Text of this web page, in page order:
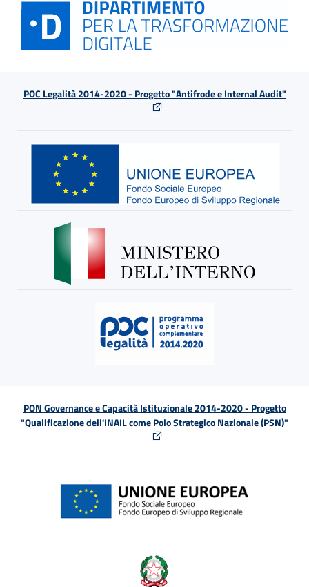
POC Legalità 2014-2020 - Progetto "Antifrode e Internal Audit"
PON Governance e Capacità Istituzionale 2014-2020 - Progetto
"Qualificazione dell'INAIL come Polo Strategico Nazionale (PSN)"